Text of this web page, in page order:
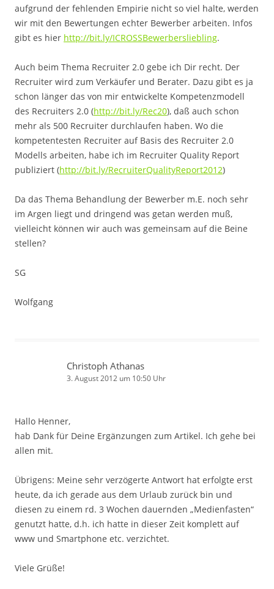
aufgrund der fehlenden Empirie nicht so viel halte, werden
wir mit den Bewertungen echter Bewerber arbeiten. Infos
gibt es hier http://bit.ly/ICROSSBewerbersliebling.
Auch beim Thema Recruiter 2.0 gebe ich Dir recht. Der
Recruiter wird zum Verkäufer und Berater. Dazu gibt es ja
schon länger das von mir entwickelte Kompetenzmodell
des Recruiters 2.0 (http://bit.ly/Rec20), daß auch schon
mehr als 500 Recruiter durchlaufen haben. Wo die
kompetentesten Recruiter auf Basis des Recruiter 2.0
Modells arbeiten, habe ich im Recruiter Quality Report
publiziert (http://bit.ly/RecruiterQualityReport2012)
Da das Thema Behandlung der Bewerber m.E. noch sehr
im Argen liegt und dringend was getan werden muß,
vielleicht können wir auch was gemeinsam auf die Beine
stellen?
SG
Wolfgang
Christoph Athanas
3. August 2012 um 10:50 Uhr
Hallo Henner,
hab Dank für Deine Ergänzungen zum Artikel. Ich gehe bei
allen mit.
Übrigens: Meine sehr verzögerte Antwort hat erfolgte erst
heute, da ich gerade aus dem Urlaub zurück bin und
diesen zu einem rd. 3 Wochen dauernden „Medienfasten“
genutzt hatte, d.h. ich hatte in dieser Zeit komplett auf
www und Smartphone etc. verzichtet.
Viele Grüße!